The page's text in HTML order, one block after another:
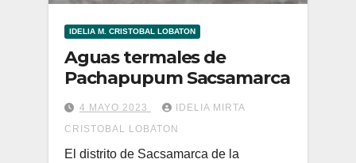
IDELIA M. CRISTOBAL LOBATON
Aguas termales de
Pachapupum Sacsamarca
4 MAYO 2023
IDELIA MIRTA
CRISTOBAL LOBATON
El distrito de Sacsamarca de la